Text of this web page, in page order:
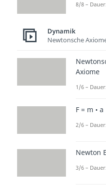
Hier
du die
Jetzt
8/8 –
Dynamik
Newtonsche
Axiome
1/6 –
F = m • a
2/6 –
Newton
3/6 –